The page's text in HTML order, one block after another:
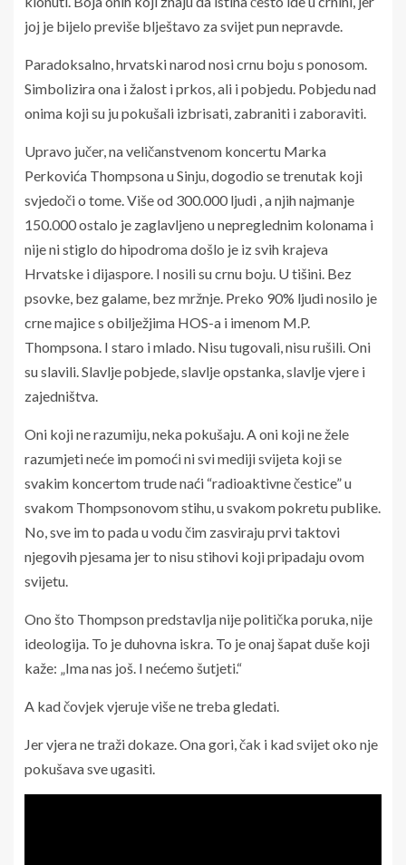
joj je bijelo previše blještavo za svijet pun nepravde.
Paradoksalno, hrvatski narod nosi crnu boju s ponosom.
Simbolizira ona i žalost i prkos, ali i pobjedu. Pobjedu nad
onima koji su ju pokušali izbrisati, zabraniti i zaboraviti.
Upravo jučer, na veličanstvenom koncertu Marka
Perkovića Thompsona u Sinju, dogodio se trenutak koji
svjedoči o tome. Više od 300.000 ljudi , a njih najmanje
150.000 ostalo je zaglavljeno u nepreglednim kolonama i
nije ni stiglo do hipodroma došlo je iz svih krajeva
Hrvatske i dijaspore. I nosili su crnu boju. U tišini. Bez
psovke, bez galame, bez mržnje. Preko 90% ljudi nosilo je
crne majice s obilježjima HOS-a i imenom M.P.
Thompsona. I staro i mlado. Nisu tugovali, nisu rušili. Oni
su slavili. Slavlje pobjede, slavlje opstanka, slavlje vjere i
zajedništva.
Oni koji ne razumiju, neka pokušaju. A oni koji ne žele
razumjeti neće im pomoći ni svi mediji svijeta koji se
svakim koncertom trude naći “radioaktivne čestice” u
svakom Thompsonovom stihu, u svakom pokretu publike.
No, sve im to pada u vodu čim zasviraju prvi taktovi
njegovih pjesama jer to nisu stihovi koji pripadaju ovom
svijetu.
Ono što Thompson predstavlja nije politička poruka, nije
ideologija. To je duhovna iskra. To je onaj šapat duše koji
kaže: „Ima nas još. I nećemo šutjeti.“
A kad čovjek vjeruje više ne treba gledati.
Jer vjera ne traži dokaze. Ona gori, čak i kad svijet oko nje
pokušava sve ugasiti.